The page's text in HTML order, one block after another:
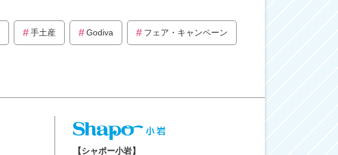
手土産 Godiva フェア・キャンペーン
【シャポー小岩】